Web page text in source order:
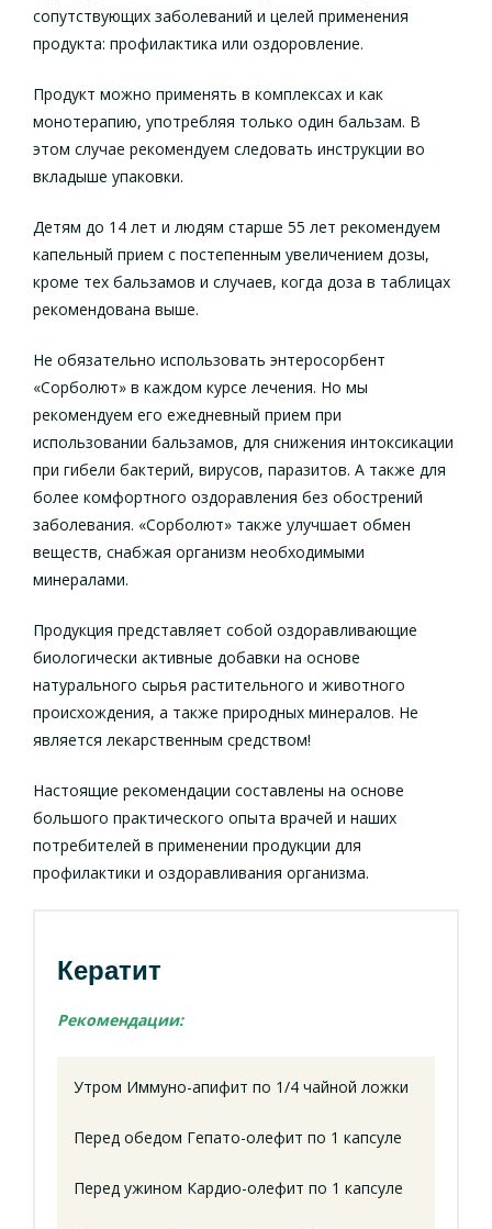
сопутствующих заболеваний и целей применения
продукта: профилактика или оздоровление.
Продукт можно применять в комплексах и как
монотерапию, употребляя только один бальзам. В
этом случае рекомендуем следовать инструкции во
вкладыше упаковки.
Детям до 14 лет и людям старше 55 лет рекомендуем
капельный прием с постепенным увеличением дозы,
кроме тех бальзамов и случаев, когда доза в таблицах
рекомендована выше.
Не обязательно использовать энтеросорбент
«Сорболют» в каждом курсе лечения. Но мы
рекомендуем его ежедневный прием при
использовании бальзамов, для снижения интоксикации
при гибели бактерий, вирусов, паразитов. А также для
более комфортного оздоравления без обострений
заболевания. «Сорболют» также улучшает обмен
веществ, снабжая организм необходимыми
минералами.
Продукция представляет собой оздоравливающие
биологически активные добавки на основе
натурального сырья растительного и животного
происхождения, а также природных минералов. Не
является лекарственным средством!
Настоящие рекомендации составлены на основе
большого практического опыта врачей и наших
потребителей в применении продукции для
профилактики и оздоравливания организма.
Кератит
Рекомендации:
Утром Иммуно-апифит по 1/4 чайной ложки
Перед обедом Гепато-олефит по 1 капсуле
Перед ужином Кардио-олефит по 1 капсуле